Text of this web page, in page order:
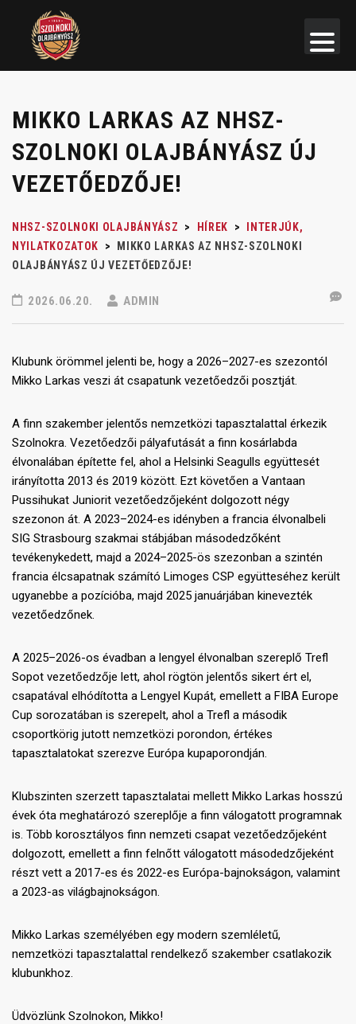
MIKKO LARKAS AZ NHSZ-
SZOLNOKI OLAJBÁNYÁSZ ÚJ
VEZETŐEDZŐJE!
NHSZ-SZOLNOKI OLAJBÁNYÁSZ > HÍREK >
INTERJÚK,
NYILATKOZATOK
>
MIKKO LARKAS AZ NHSZ-SZOLNOKI
OLAJBÁNYÁSZ ÚJ VEZETŐEDZŐJE!
2026.06.20. ADMIN
Klubunk örömmel jelenti be, hogy a 2026–2027-es szezontól
Mikko Larkas veszi át csapatunk vezetőedzői posztját.
A finn szakember jelentős nemzetközi tapasztalattal érkezik
Szolnokra. Vezetőedzői pályafutását a finn kosárlabda
élvonalában építette fel, ahol a Helsinki Seagulls együttesét
irányította 2013 és 2019 között. Ezt követően a Vantaan
Pussihukat Juniorit vezetőedzőjeként dolgozott négy
szezonon át. A 2023–2024-es idényben a francia élvonalbeli
SIG Strasbourg szakmai stábjában másodedzőként
tevékenykedett, majd a 2024–2025-ös szezonban a szintén
francia élcsapatnak számító Limoges CSP együtteséhez került
ugyanebbe a pozícióba, majd 2025 januárjában kinevezték
vezetőedzőnek.
A 2025–2026-os évadban a lengyel élvonalban szereplő Trefl
Sopot vezetőedzője lett, ahol rögtön jelentős sikert ért el,
csapatával elhódította a Lengyel Kupát, emellett a FIBA Europe
Cup sorozatában is szerepelt, ahol a Trefl a második
csoportkörig jutott nemzetközi porondon, értékes
tapasztalatokat szerezve Európa kupaporondján.
Klubszinten szerzett tapasztalatai mellett Mikko Larkas hosszú
évek óta meghatározó szereplője a finn válogatott programnak
is. Több korosztályos finn nemzeti csapat vezetőedzőjeként
dolgozott, emellett a finn felnőtt válogatott másodedzőjeként
részt vett a 2017-es és 2022-es Európa-bajnokságon, valamint
a 2023-as világbajnokságon.
Mikko Larkas személyében egy modern szemléletű,
nemzetközi tapasztalattal rendelkező szakember csatlakozik
klubunkhoz.
Üdvözlünk Szolnokon, Mikko!